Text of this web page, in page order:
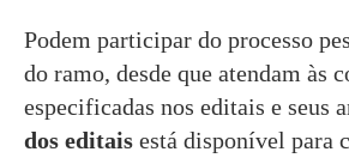
Podem participar do processo
do ramo, desde que atendam às
especificadas nos editais e seus
dos editais está disponível para